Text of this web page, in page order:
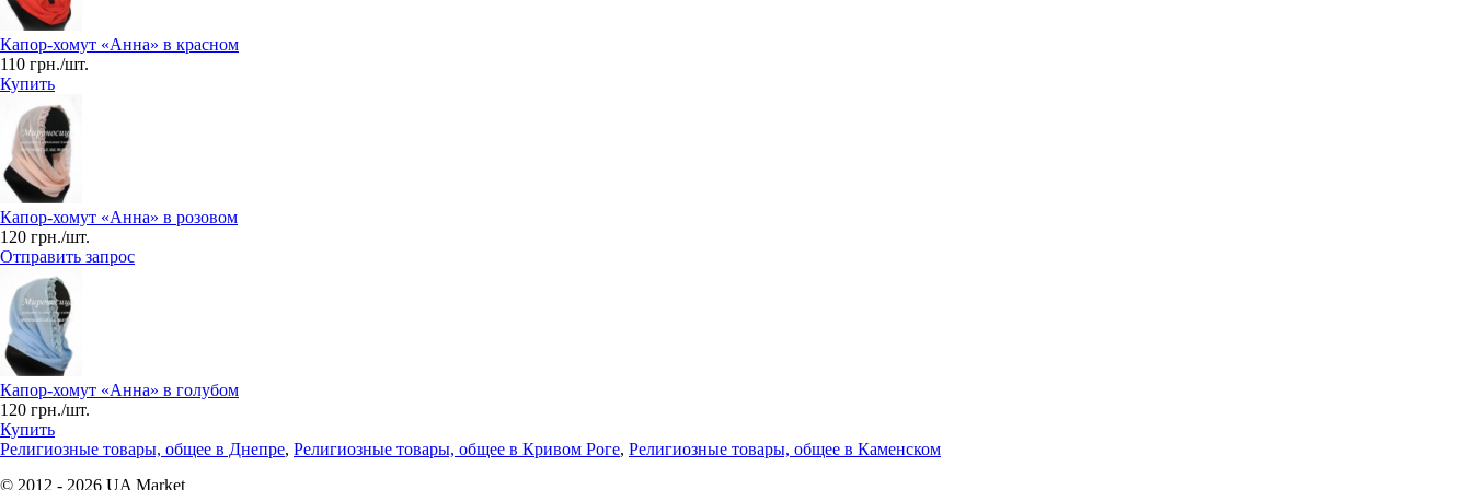
Капор-хомут «Анна» в красном
110 грн./шт.
Купить
Капор-хомут «Анна» в розовом
120 грн./шт.
Отправить запрос
Капор-хомут «Анна» в голубом
120 грн./шт.
Купить
Религиозные товары, общее в Днепре, Религиозные товары, общее в Кривом Роге, Религиозные товары, общее в Каменском
© 2012 - 2026 UA Market